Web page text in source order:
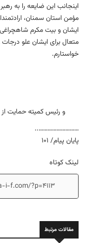
اینجانب این ضایعه را به
مؤمن استان سمنان،
ایشان و بیت مکرم
متعال برای ایشان علو درجات
خواستارم.
و رئیس کمیته حمایت
………………………..
پایان پیام/ 101
لینک کوتاه
مقالات مرتبط